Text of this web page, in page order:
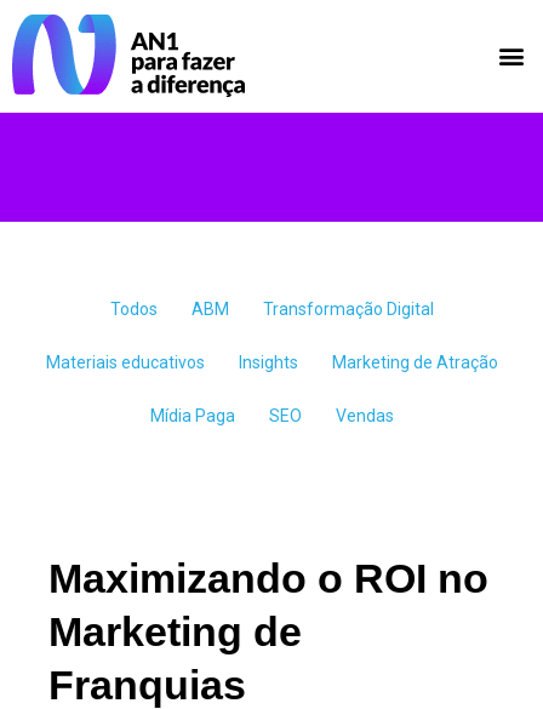
Todos ABM Transformação Digital
Materiais educativos Insights Marketing de Atração
Mídia Paga SEO Vendas
Maximizando o ROI no
Marketing de
Franquias